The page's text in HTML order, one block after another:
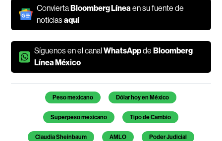
ConviertaBloomberg Línea en su fuente de
noticiasaquí
Síguenos en el canalWhatsAppdeBloomberg
Línea México
Temas de este artículo
Peso mexicano Dólar hoy en México
Superpeso mexicano Tipo de Cambio
Claudia Sheinbaum AMLO Poder Judicial